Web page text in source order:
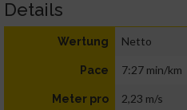
Details
Wertung Netto
Pace 7:27 min/km
Meter pro
2,23 m/s